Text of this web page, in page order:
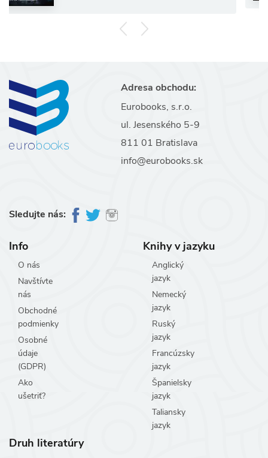
Adresa obchodu:
Eurobooks, s.r.o.
ul. Jesenského 5-9
811 01 Bratislava
info@eurobooks.sk
Sledujte nás:
Info
O nás
Navštívte
nás
Obchodné
podmienky
Osobné
údaje
(GDPR)
Ako
ušetriť?
Knihy v jazyku
Anglický
jazyk
Nemecký
jazyk
Ruský
jazyk
Francúzsky
jazyk
Španielsky
jazyk
Taliansky
jazyk
Druh literatúry